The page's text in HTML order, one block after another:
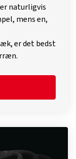
naturligvis
mens en,
er det bedst